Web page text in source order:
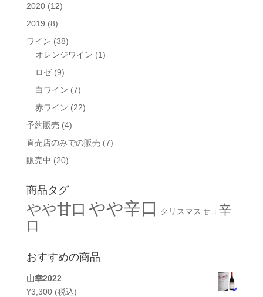
2020 (12)
2019 (8)
ワイン (38)
オレンジワイン (1)
ロゼ (9)
白ワイン (7)
赤ワイン (22)
予約販売 (4)
直売店のみでの販売 (7)
販売中 (20)
商品タグ
やや甘口 やや辛口 クリスマス 甘口 辛
口
おすすめの商品
山幸2022
¥3,300 (税込)